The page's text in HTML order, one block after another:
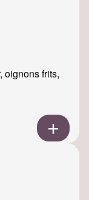
oignons frits,